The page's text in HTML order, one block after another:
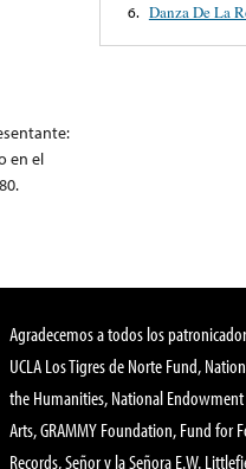
en el
6. Danza De La
Agradecemos a todos los
UCLA Los Tigres de Norte Fund,
the Humanities, National
Arts, GRAMMY Foundation, Fund for
Records, Señor y la Señora E.W.